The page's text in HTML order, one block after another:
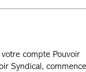
compte Pouvoir
Syndical,